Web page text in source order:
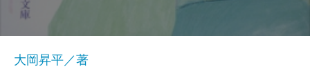
大岡昇平／著